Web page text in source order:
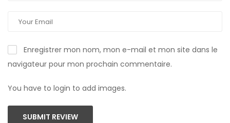
Enregistrer mon nom, mon e-mail et mon site dans le
navigateur pour mon prochain commentaire.
You have to login to add images.
SUBMIT REVIEW